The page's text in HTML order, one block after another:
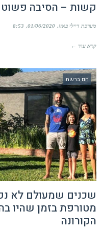
קשות – הסיבה פשוט
מערכת דיילי באזז 01/06/2020
8:53
קרא עוד ←
חם ברשת
שכנים שמעולם לא
מטורפת בזמן שהיו
הקורונה